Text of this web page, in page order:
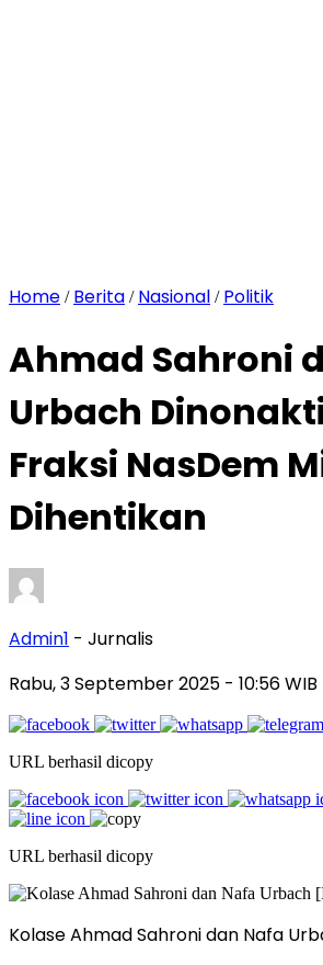
Home / Berita / Nasional / Politik
Ahmad Sahroni
Urbach
Fraksi NasDem
Dihentikan
Admin1 - Jurnalis
Rabu, 3 September 2025 - 10:56 WIB
URL berhasil dicopy
URL berhasil dicopy
Kolase Ahmad Sahroni dan Nafa